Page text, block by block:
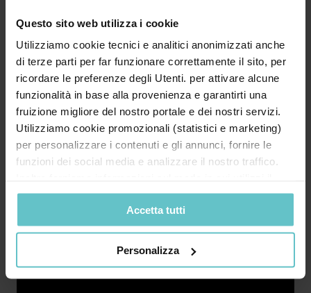
Questo sito web utilizza i cookie
Utilizziamo cookie tecnici e analitici anonimizzati anche
di terze parti per far funzionare correttamente il sito, per
ricordare le preferenze degli Utenti. per attivare alcune
funzionalità in base alla provenienza e garantirti una
fruizione migliore del nostro portale e dei nostri servizi.
Utilizziamo cookie promozionali (statistici e marketing)
per personalizzare i contenuti e gli annunci, fornire le
funzioni dei social media e analizzare il nostro traffico.
nostro sito ai nostri partner che si occupano di analisi dei
dati web, pubblicità e social media, i quali potrebbero
combinarle con altre informazioni che hai fornito loro o
che hanno raccolto in base al tuo utilizzo dei loro servizi.
cookie potranno essere implementati ad esclusione di
Accetta tutti
Personalizza
Marzo 2026
Anche nel 2026 al fianco di
Rinascimento Culturale
vicinanza a Rinascimento Culturale, una realtà